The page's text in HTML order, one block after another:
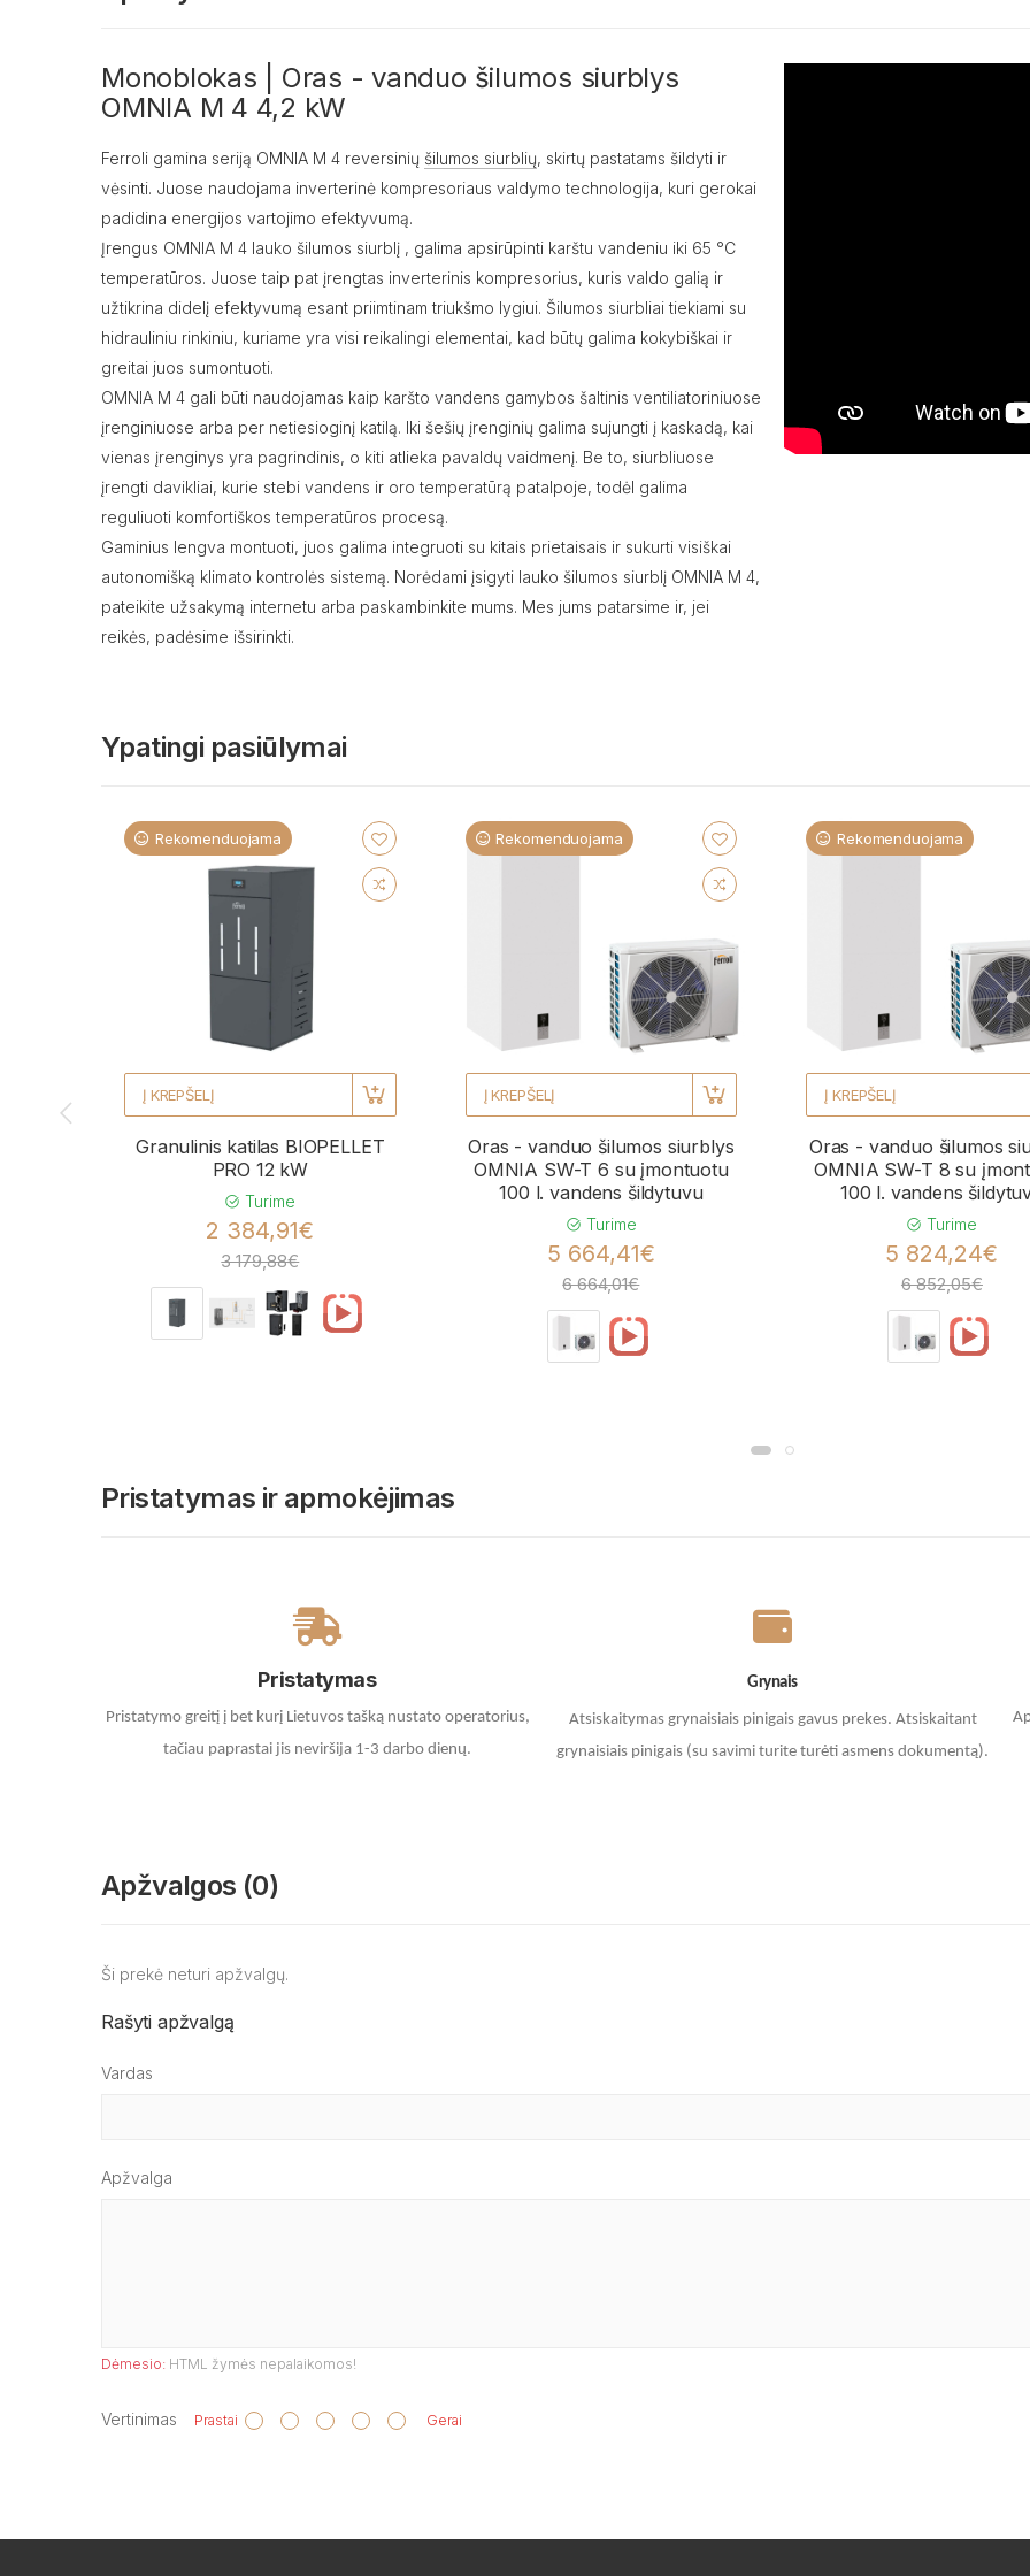
Monoblokas | Oras - vanduo šilumos siurblys
OMNIA M 4 4,2 kW
Ferroli gamina seriją OMNIA M 4 reversinių šilumos siurblių, skirtų pastatams šildyti ir
vėsinti. Juose naudojama inverterinė kompresoriaus valdymo technologija, kuri gerokai
padidina energijos vartojimo efektyvumą.
Įrengus OMNIA M 4 lauko šilumos siurblį , galima apsirūpinti karštu vandeniu iki 65 °C
temperatūros. Juose taip pat įrengtas inverterinis kompresorius, kuris valdo galią ir
užtikrina didelį efektyvumą esant priimtinam triukšmo lygiui. Šilumos siurbliai tiekiami su
hidrauliniu rinkiniu, kuriame yra visi reikalingi elementai, kad būtų galima kokybiškai ir
greitai juos sumontuoti.
OMNIA M 4 gali būti naudojamas kaip karšto vandens gamybos šaltinis ventiliatoriniuose
įrenginiuose arba per netiesioginį katilą. Iki šešių įrenginių galima sujungti į kaskadą, kai
vienas įrenginys yra pagrindinis, o kiti atlieka pavaldų vaidmenį. Be to, siurbliuose
įrengti davikliai, kurie stebi vandens ir oro temperatūrą patalpoje, todėl galima
reguliuoti komfortiškos temperatūros procesą.
Gaminius lengva montuoti, juos galima integruoti su kitais prietaisais ir sukurti visiškai
autonomišką klimato kontrolės sistemą. Norėdami įsigyti lauko šilumos siurblį OMNIA M 4,
pateikite užsakymą internetu arba paskambinkite mums. Mes jums patarsime ir, jei
reikės, padėsime išsirinkti.
Ypatingi pasiūlymai
Rekomenduojama
Į KREPŠELĮ
Granulinis katilas BIOPELLET
PRO 12 kW
Turime
2 384,91€
3 179,88€
Rekomenduojama
Į KREPŠELĮ
Oras - vanduo šilumos siurblys
OMNIA SW-T 6 su įmontuotu
100 l. vandens šildytuvu
Turime
5 664,41€
6 664,01€
Rekomenduojama
Į KREPŠELĮ
Oras - vanduo šilumos
OMNIA SW-T 8 su
100 l. vandens
Turime
5 824,24€
6 852,05€
Pristatymas ir apmokėjimas
Pristatymas
Pristatymo greitį į bet kurį Lietuvos tašką nustato operatorius,
tačiau paprastai jis neviršija 1-3 darbo dienų.
Grynais
Atsiskaitymas grynaisiais pinigais gavus prekes. Atsiskaitant
grynaisiais pinigais (su savimi turite turėti asmens dokumentą).
Apžvalgos (0)
Ši prekė neturi apžvalgų.
Rašyti apžvalgą
Vardas
Apžvalga
Dėmesio: HTML žymės nepalaikomos!
Vertinimas Prastai Gerai